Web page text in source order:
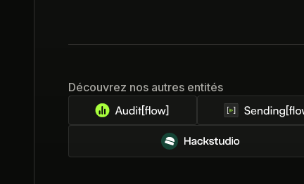
Découvrez nos autres entités